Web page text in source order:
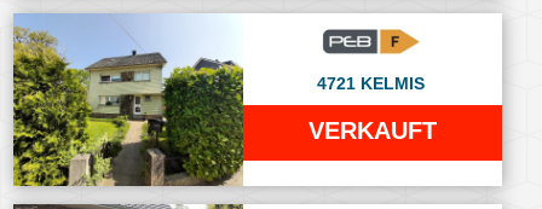
4721 KELMIS
VERKAUFT